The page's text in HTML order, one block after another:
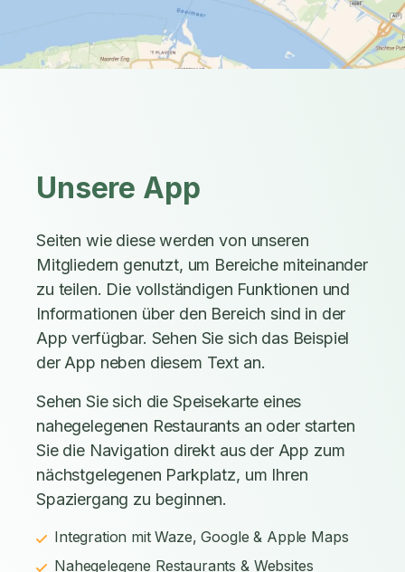
Unsere App
Seiten wie diese werden von unseren
Mitgliedern genutzt, um Bereiche miteinander
zu teilen. Die vollständigen Funktionen und
Informationen über den Bereich sind in der
App verfügbar. Sehen Sie sich das Beispiel
der App neben diesem Text an.
Sehen Sie sich die Speisekarte eines
nahegelegenen Restaurants an oder starten
Sie die Navigation direkt aus der App zum
nächstgelegenen Parkplatz, um Ihren
Spaziergang zu beginnen.
Integration mit Waze, Google & Apple Maps
Nahegelegene Restaurants & Websites